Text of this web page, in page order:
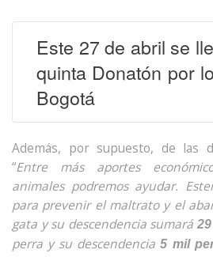
Este 27 de abril se
quinta Donatón por
Bogotá
Además, por supuesto, de las
“Entre más aportes
animales podremos ayudar.
para prevenir el maltrato y el
gata y su descendencia sumará
perra y su descendencia5 mil